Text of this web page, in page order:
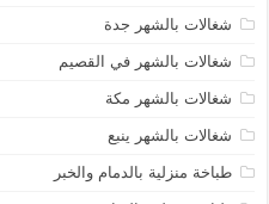
شغالات بالشهر جدة
شغالات بالشهر في القصيم
شغالات بالشهر مكة
شغالات بالشهر ينبع
طباخة منزلية بالدمام والخبر